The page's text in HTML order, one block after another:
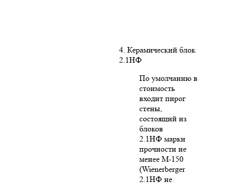
4. Керамический блок
2.1НФ
По умолчанию в
стоимость
входит пирог
стены,
состоящий из
блоков
2.1НФ марки
прочности не
менее М-150
(Wienerberger
2.1НФ не